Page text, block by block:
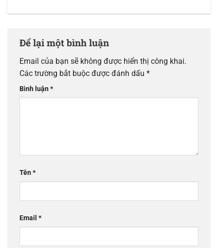
Để lại một bình luận
Email của bạn sẽ không được hiển thị công khai.
Các trường bắt buộc được đánh dấu *
Bình luận*
Tên*
Email *